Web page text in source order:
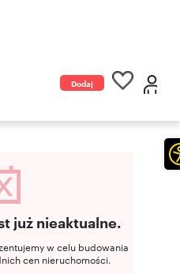
Dodaj
już nieaktualne.
w celu budowania
cen nieruchomości.